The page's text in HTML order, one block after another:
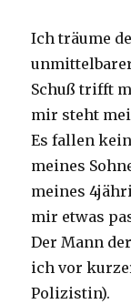
Ich träume
Schuß trifft
mir steht
Es fallen
meines
meines
mir etwas
Der Mann
ich vor
Polizistin).